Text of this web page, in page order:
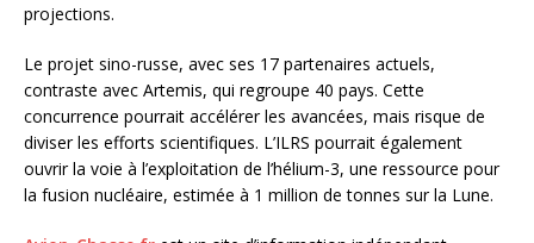
projections.
Le projet sino-russe, avec ses 17 partenaires actuels,
contraste avec Artemis, qui regroupe 40 pays. Cette
concurrence pourrait accélérer les avancées, mais risque de
diviser les efforts scientifiques. L’ILRS pourrait également
ouvrir la voie à l’exploitation de l’hélium-3, une ressource pour
la fusion nucléaire, estimée à 1 million de tonnes sur la Lune.